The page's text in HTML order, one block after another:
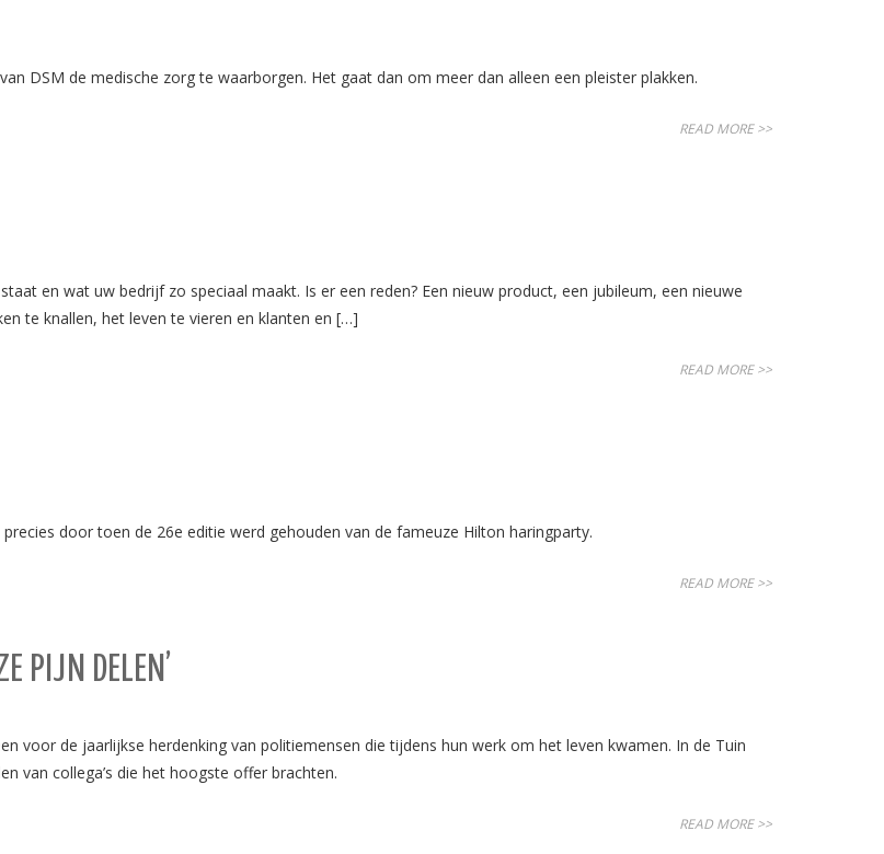
DSM de medische zorg te waarborgen. Het gaat dan om meer dan alleen een pleister plakken.
READ MORE >>
en wat uw bedrijf zo speciaal maakt. Is er een reden? Een nieuw product, een jubileum, een nieuwe
te knallen, het leven te vieren en klanten en […]
READ MORE >>
door toen de 26e editie werd gehouden van de fameuze Hilton haringparty.
READ MORE >>
PIJN DELEN’
voor de jaarlijkse herdenking van politiemensen die tijdens hun werk om het leven kwamen. In de Tuin
van collega’s die het hoogste offer brachten.
READ MORE >>